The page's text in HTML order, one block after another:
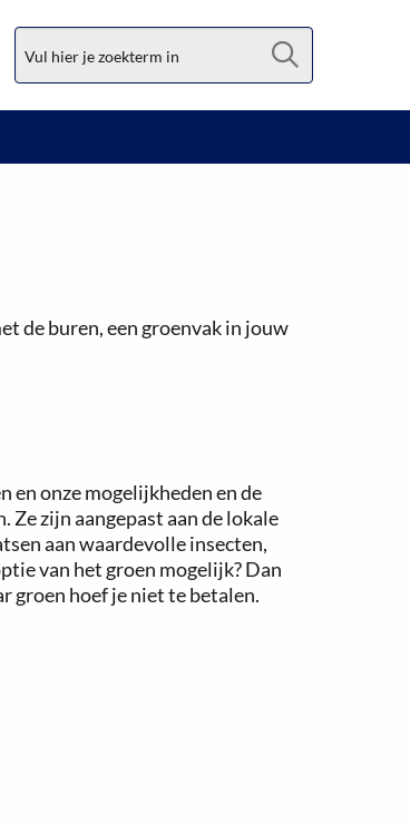
de buren, een groenvak in jouw
en onze mogelijkheden en de
zijn aangepast aan de lokale
aan waardevolle insecten,
van het groen mogelijk? Dan
groen hoef je niet te betalen.